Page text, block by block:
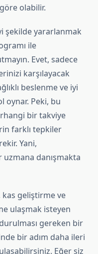
olabilir.
şekilde yararlanmak
ile
Evet, sadece
karşılayacak
beslenme ve iyi
oynar. Peki, bu
bir takviye
farklı tepkiler
Yani,
danışmakta
kas geliştirme ve
ulaşmak isteyen
gereken bir
bir adım daha ileri
Eğer siz